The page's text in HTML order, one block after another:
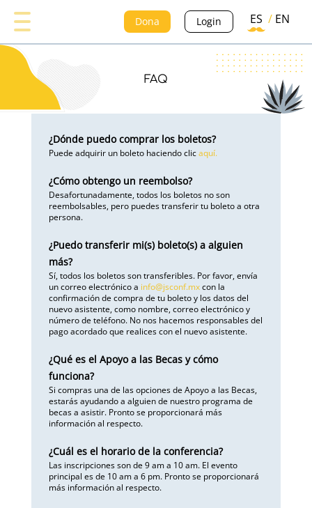
Dona Login ES / EN
FAQ
¿Dónde puedo comprar los boletos?
Puede adquirir un boleto haciendo clicaquí.
¿Cómo obtengo un reembolso?
Desafortunadamente, todos los boletos no son
reembolsables, pero puedes transferir tu boleto a otra
persona.
¿Puedo transferir mi(s) boleto(s) a alguien
más?
Sí, todos los boletos son transferibles. Por favor, envía
un correo electrónico a info@jsconf.mxcon la
confirmación de compra de tu boleto y los datos del
nuevo asistente, como nombre, correo electrónico y
número de teléfono. No nos hacemos responsables del
pago acordado que realices con el nuevo asistente.
¿Qué es el Apoyo a las Becas y cómo
funciona?
Si compras una de las opciones de Apoyo a las Becas,
estarás ayudando a alguien de nuestro programa de
becas a asistir. Pronto se proporcionará más
información al respecto.
¿Cuál es el horario de la conferencia?
Las inscripciones son de 9 am a 10 am. El evento
principal es de 10 am a 6 pm. Pronto se proporcionará
más información al respecto.